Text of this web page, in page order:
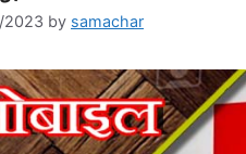
2023 by samachar